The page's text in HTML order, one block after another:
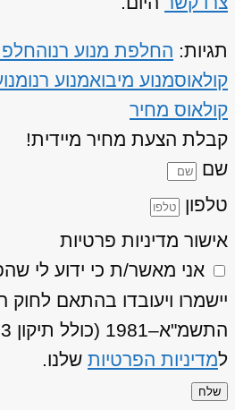
תגיות: החלפת מנוע רנו
קולאוסמנוע מיבואמנוע רנו
קולאוס מחיר
קבלת הצעת מחיר מיידית!
שם
טלפון
אישור מדיניות פרטיות
אני מאשר/ת כי ידוע לי
יישמרו ויעובדו בהתאם לחוק
למדיניות הפרטיות שלנו.
שלח